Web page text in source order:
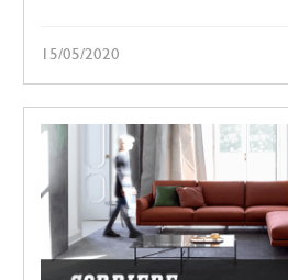
15/05/2020